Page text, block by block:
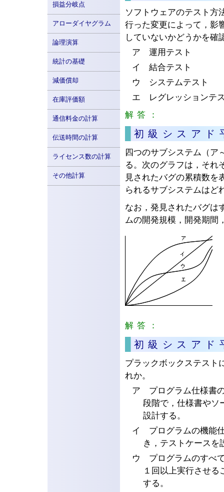
ソフトウェアのテスト方
行った変更によって，影
していないかどうかを確
ア 運用テスト
イ 結合テスト
ウ システムテスト
エ レグレッションテ
解答：
初級シスア
四つのサブシステム（ア
る。次のグラフは，それ
見されたバグの累積数を
られるサブシステムはど
なお，発見されたバグは
ムの開発規模，開発期間
解答：
初級シスア
プラックボックステスト
れか。
ア プログラム仕様書
段階で，仕様書やソ
設計する。
イ プログラムの機能
き，テストケースを
ウ プログラムのすべ
１回以上実行させ
する。
損益分岐点
アローダイヤグラム
論理演算
統計の基礎
減価償却
在庫評価額
通信料金の計算
伝送時間の計算
ライセンス数の計算
その他計算